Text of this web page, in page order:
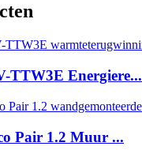
TTW3E Energiere...
Pair 1.2 Muur ...